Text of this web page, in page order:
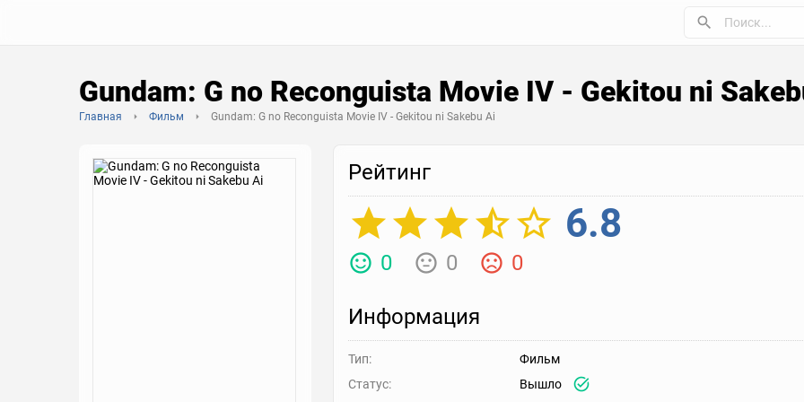
Gundam: G no Reconguista Movie IV - Gekitou ni
Главная Фильм Gundam: G no Reconguista Movie IV - Gekitou ni Sakebu Ai
Рейтинг
6.8
0 0 0
Информация
Тип:
Фильм
Статус:
Вышло